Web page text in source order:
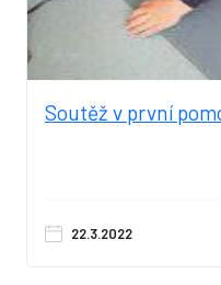
Soutěž v první
22.3.2022